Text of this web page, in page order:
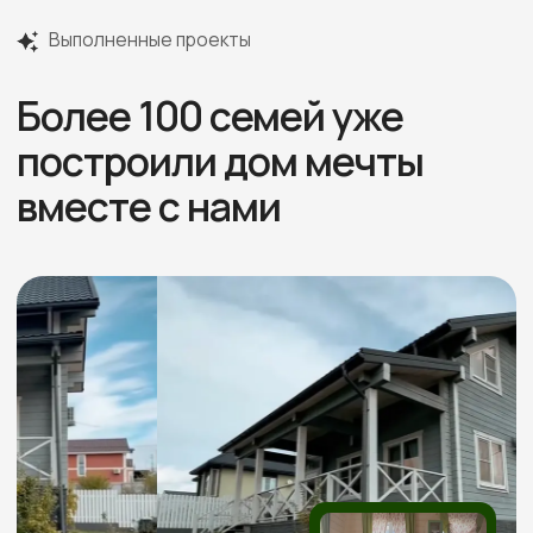
Отзывы
Более 60 +
положительных отзывов
Реальные видео-отзывы
от наших клиентов
Всего
3 минуты